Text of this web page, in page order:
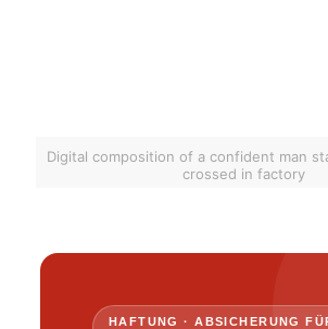
Digital composition of a confident man
crossed in factory
HAFTUNG · ABSICHERUNG